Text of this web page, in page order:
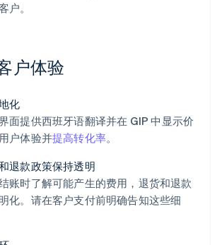
户。
户体验
化
面提供西班牙语翻译并在 GIP 中显示价
户体验并提高转化率。
退款政策保持透明
账时了解可能产生的费用，退货和退款
化。请在客户支付前明确告知这些细